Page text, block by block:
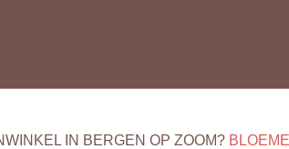
IN BERGEN OP ZOOM?